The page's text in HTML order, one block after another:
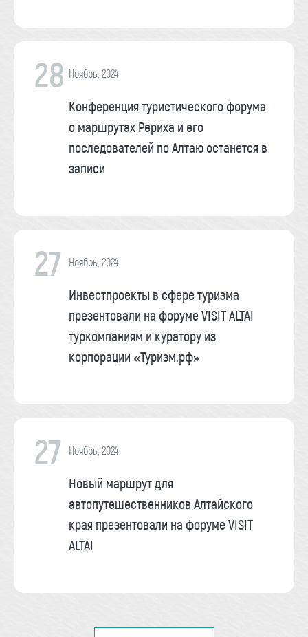
28 Ноябрь, 2024
Конференция туристического форума
о маршрутах Рериха и его
последователей по Алтаю останется в
записи
27 Ноябрь, 2024
Инвестпроекты в сфере туризма
презентовали на форуме VISIT ALTAI
туркомпаниям и куратору из
корпорации «Туризм.рф»
27 Ноябрь, 2024
Новый маршрут для
автопутешественников Алтайского
края презентовали на форуме VISIT
ALTAI